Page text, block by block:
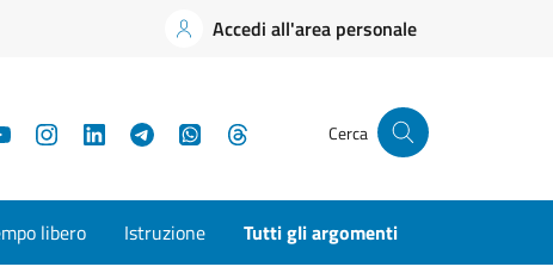
Accedi all'area personale
YouTubeInstagramLinkedInTelegramWhatsApp Cerca
libero Istruzione Tutti gli argomenti